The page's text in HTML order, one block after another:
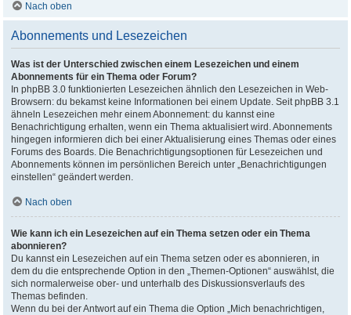
Nach oben
Abonnements und Lesezeichen
Was ist der Unterschied zwischen einem Lesezeichen und einem
Abonnements für ein Thema oder Forum?
In phpBB 3.0 funktionierten Lesezeichen ähnlich den Lesezeichen in Web-
Browsern: du bekamst keine Informationen bei einem Update. Seit phpBB 3.1
ähneln Lesezeichen mehr einem Abonnement: du kannst eine
Benachrichtigung erhalten, wenn ein Thema aktualisiert wird. Abonnements
hingegen informieren dich bei einer Aktualisierung eines Themas oder eines
Forums des Boards. Die Benachrichtigungsoptionen für Lesezeichen und
Abonnements können im persönlichen Bereich unter „Benachrichtigungen
einstellen“ geändert werden.
Nach oben
Wie kann ich ein Lesezeichen auf ein Thema setzen oder ein Thema
abonnieren?
Du kannst ein Lesezeichen auf ein Thema setzen oder es abonnieren, in
dem du die entsprechende Option in den „Themen-Optionen“ auswählst, die
sich normalerweise ober- und unterhalb des Diskussionsverlaufs des
Themas befinden.
Wenn du bei der Antwort auf ein Thema die Option „Mich benachrichtigen,